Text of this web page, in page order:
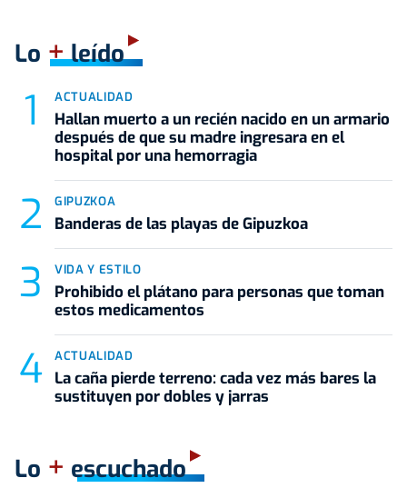
Lo +leído
ACTUALIDAD
Hallan muerto a un recién nacido en un armario
después de que su madre ingresara en el
hospital por una hemorragia
GIPUZKOA
Banderas de las playas de Gipuzkoa
VIDA Y ESTILO
Prohibido el plátano para personas que toman
estos medicamentos
ACTUALIDAD
La caña pierde terreno: cada vez más bares la
sustituyen por dobles y jarras
Lo + escuchado